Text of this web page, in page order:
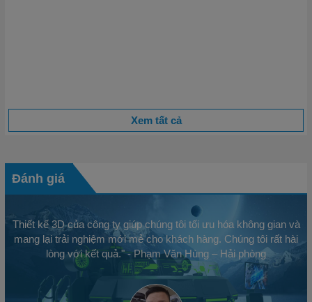
Xem tất cả
Đánh giá
Thiết kế 3D của công ty giúp chúng tôi tối ưu hóa không gian và
mang lại trải nghiệm mới mẻ cho khách hàng. Chúng tôi rất hài
lòng với kết quả." - Phạm Văn Hùng – Hải phòng